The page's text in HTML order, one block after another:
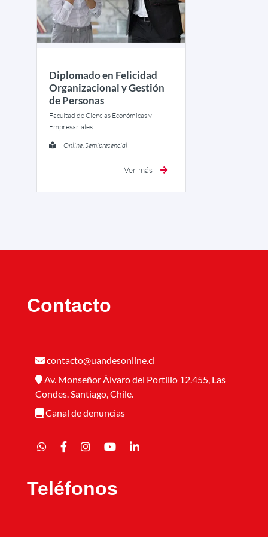
Diplomado en Felicidad
Organizacional y Gestión
de Personas
Facultad de Ciencias Económicas y
Empresariales
Online, Semipresencial
Ver más
Contacto
contacto@uandesonline.cl
Av. Monseñor Álvaro del Portillo 12.455, Las
Condes. Santiago, Chile.
Canal de denuncias
Teléfonos